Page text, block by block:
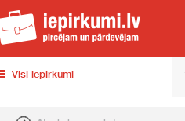
Visi iepirkumi